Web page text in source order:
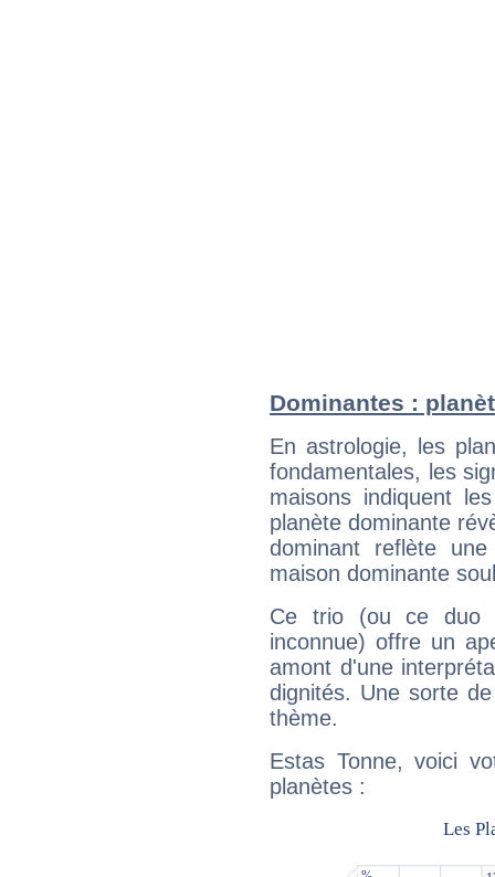
Dominantes :
En astrologie, les
fondamentales, les
maisons indiquent
planète dominante
dominant reflète
maison dominante
Ce trio (ou ce duo
inconnue) offre un
amont d'une
dignités. Une sorte
thème.
Estas Tonne, voici
planètes :